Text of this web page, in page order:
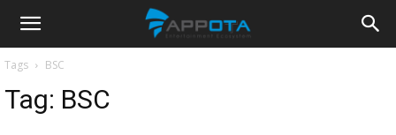
Appota
News
Tags BSC
Tag: BSC